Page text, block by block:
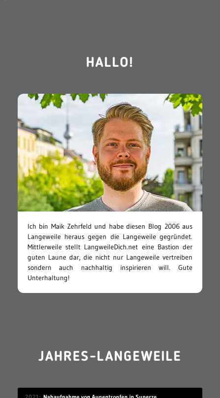
HALLO!
Ich bin Maik Zehrfeld und habe diesen Blog 2006 aus
Langeweile heraus gegen die Langeweile gegründet.
Mittlerweile stellt LangweileDich.net eine Bastion der
guten Laune dar, die nicht nur Langeweile vertreiben
sondern auch nachhaltig inspirieren will. Gute
Unterhaltung!
JAHRES-LANGEWEILE